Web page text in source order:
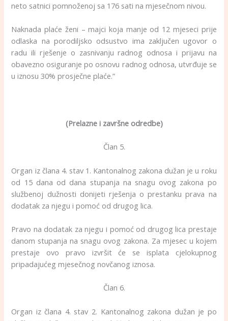
neto satnici pomnoženoj sa 176 sati na mjesečnom nivou.
Naknada plaće ženi – majci koja manje od 12 mjeseci prije
odlaska na porodiljsko odsustvo ima zaključen ugovor o
radu ili rješenje o zasnivanju radnog odnosa i prijavu na
obavezno osiguranje po osnovu radnog odnosa, utvrđuje se
u iznosu 30% prosječne plaće.”
(Prelazne i završne odredbe)
Član 5.
Organ iz člana 4. stav 1. Kantonalnog zakona dužan je u roku
od 15 dana od dana stupanja na snagu ovog zakona po
službenoj dužnosti donijeti rješenja o prestanku prava na
dodatak za njegu i pomoć od drugog lica.
Pravo na dodatak za njegu i pomoć od drugog lica prestaje
danom stupanja na snagu ovog zakona. Za mjesec u kojem
prestaje ovo pravo izvršit će se isplata cjelokupnog
pripadajućeg mjesečnog novčanog iznosa.
Član 6.
Organ iz člana 4. stav 2. Kantonalnog zakona dužan je po